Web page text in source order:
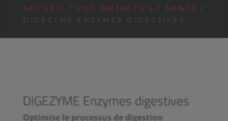
ACCUEIL VOS OBJECTIFS SANTÉ
DIGEZYME Enzymes digestives
Optimise le processus de digestion